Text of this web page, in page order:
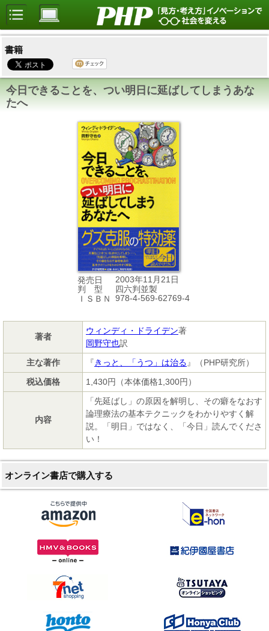
書籍
今日できることを、つい明日に延ばしてしまうあな
たへ
発売日
2003年11月21日
判 型
四六判並製
ＩＳＢＮ
978-4-569-62769-4
著者
ウィンディ・ドライデン著
岡野守也訳
主な著作
『きっと、「うつ」は治る 』（PHP研究所）
税込価格
1,430円（本体価格1,300円）
内容
「先延ばし」の原因を解明し、その癖をなおす
論理療法の基本テクニックをわかりやすく解
説。「明日」ではなく、「今日」読んでくださ
い！
オンライン書店で購入する